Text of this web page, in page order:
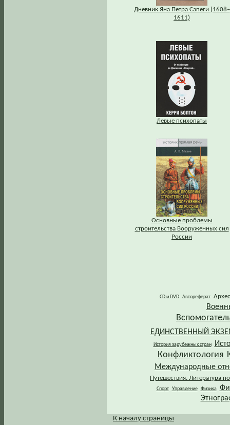
Дневник Яна Петра Сапеги (1608–
1611)
Левые психопаты
Основные проблемы
строительства Вооруженных сил
России
CD и DVD Автореферат
ЕДИНСТВЕННЫЙ
История зарубежных стран
Конфликтология
Международные
Путешествия. Литература
Спорт Управление Физика
К началу страницы